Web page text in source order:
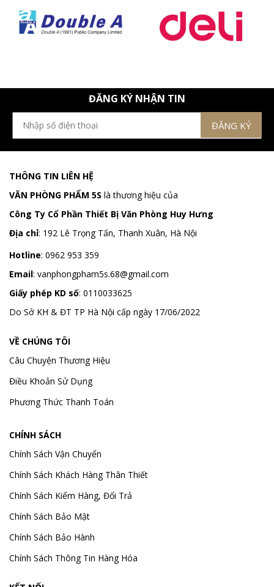
ĐĂNG KÝ NHẬN TIN
THÔNG TIN LIÊN HỆ
VĂN PHÒNG PHẨM 5S là thương hiệu của
Công Ty Cổ Phần Thiết Bị Văn Phòng Huy Hưng
Địa chỉ: 192 Lê Trọng Tấn, Thanh Xuân, Hà Nội
Hotline: 0962 953 359
Email: vanphongpham5s.68@gmail.com
Giấy phép KD số: 0110033625
Do Sở KH & ĐT TP Hà Nội cấp ngày 17/06/2022
VỀ CHÚNG TÔI
Câu Chuyện Thương Hiệu
Điều Khoản Sử Dụng
Phương Thức Thanh Toán
CHÍNH SÁCH
Chính Sách Vận Chuyển
Chính Sách Khách Hàng Thân Thiết
Chính Sách Kiểm Hàng, Đổi Trả
Chính Sách Bảo Mật
Chính Sách Bảo Hành
Chính Sách Thông Tin Hàng Hóa